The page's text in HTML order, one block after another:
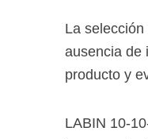
La
ausencia de
producto y
LABIN 10-